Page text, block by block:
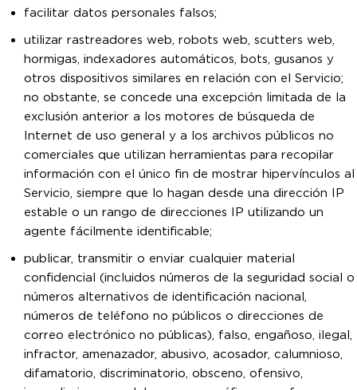
facilitar datos personales falsos;
utilizar rastreadores web, robots web, scutters web,
hormigas, indexadores automáticos, bots, gusanos y
otros dispositivos similares en relación con el Servicio;
no obstante, se concede una excepción limitada de la
exclusión anterior a los motores de búsqueda de
Internet de uso general y a los archivos públicos no
comerciales que utilizan herramientas para recopilar
información con el único fin de mostrar hipervínculos al
Servicio, siempre que lo hagan desde una dirección IP
estable o un rango de direcciones IP utilizando un
agente fácilmente identificable;
publicar, transmitir o enviar cualquier material
confidencial (incluidos números de la seguridad social o
números alternativos de identificación nacional,
números de teléfono no públicos o direcciones de
correo electrónico no públicas), falso, engañoso, ilegal,
infractor, amenazador, abusivo, acosador, calumnioso,
difamatorio, discriminatorio, obsceno, ofensivo,